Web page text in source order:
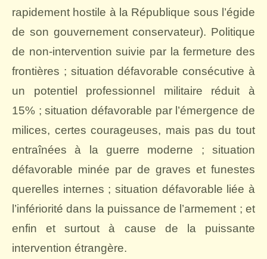
rapidement hostile à la République sous l’égide
de son gouvernement conservateur). Politique
de non-intervention suivie par la fermeture des
frontières ; situation défavorable consécutive à
un potentiel professionnel militaire réduit à
15% ; situation défavorable par l’émergence de
milices, certes courageuses, mais pas du tout
entraînées à la guerre moderne ; situation
défavorable minée par de graves et funestes
querelles internes ; situation défavorable liée à
l’infériorité dans la puissance de l’armement ; et
enfin et surtout à cause de la puissante
intervention étrangère.